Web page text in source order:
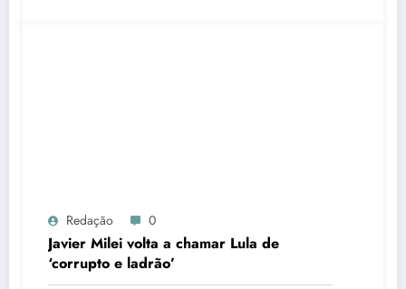
Redação 0
Javier Milei volta a chamar Lula de
‘corrupto e ladrão’